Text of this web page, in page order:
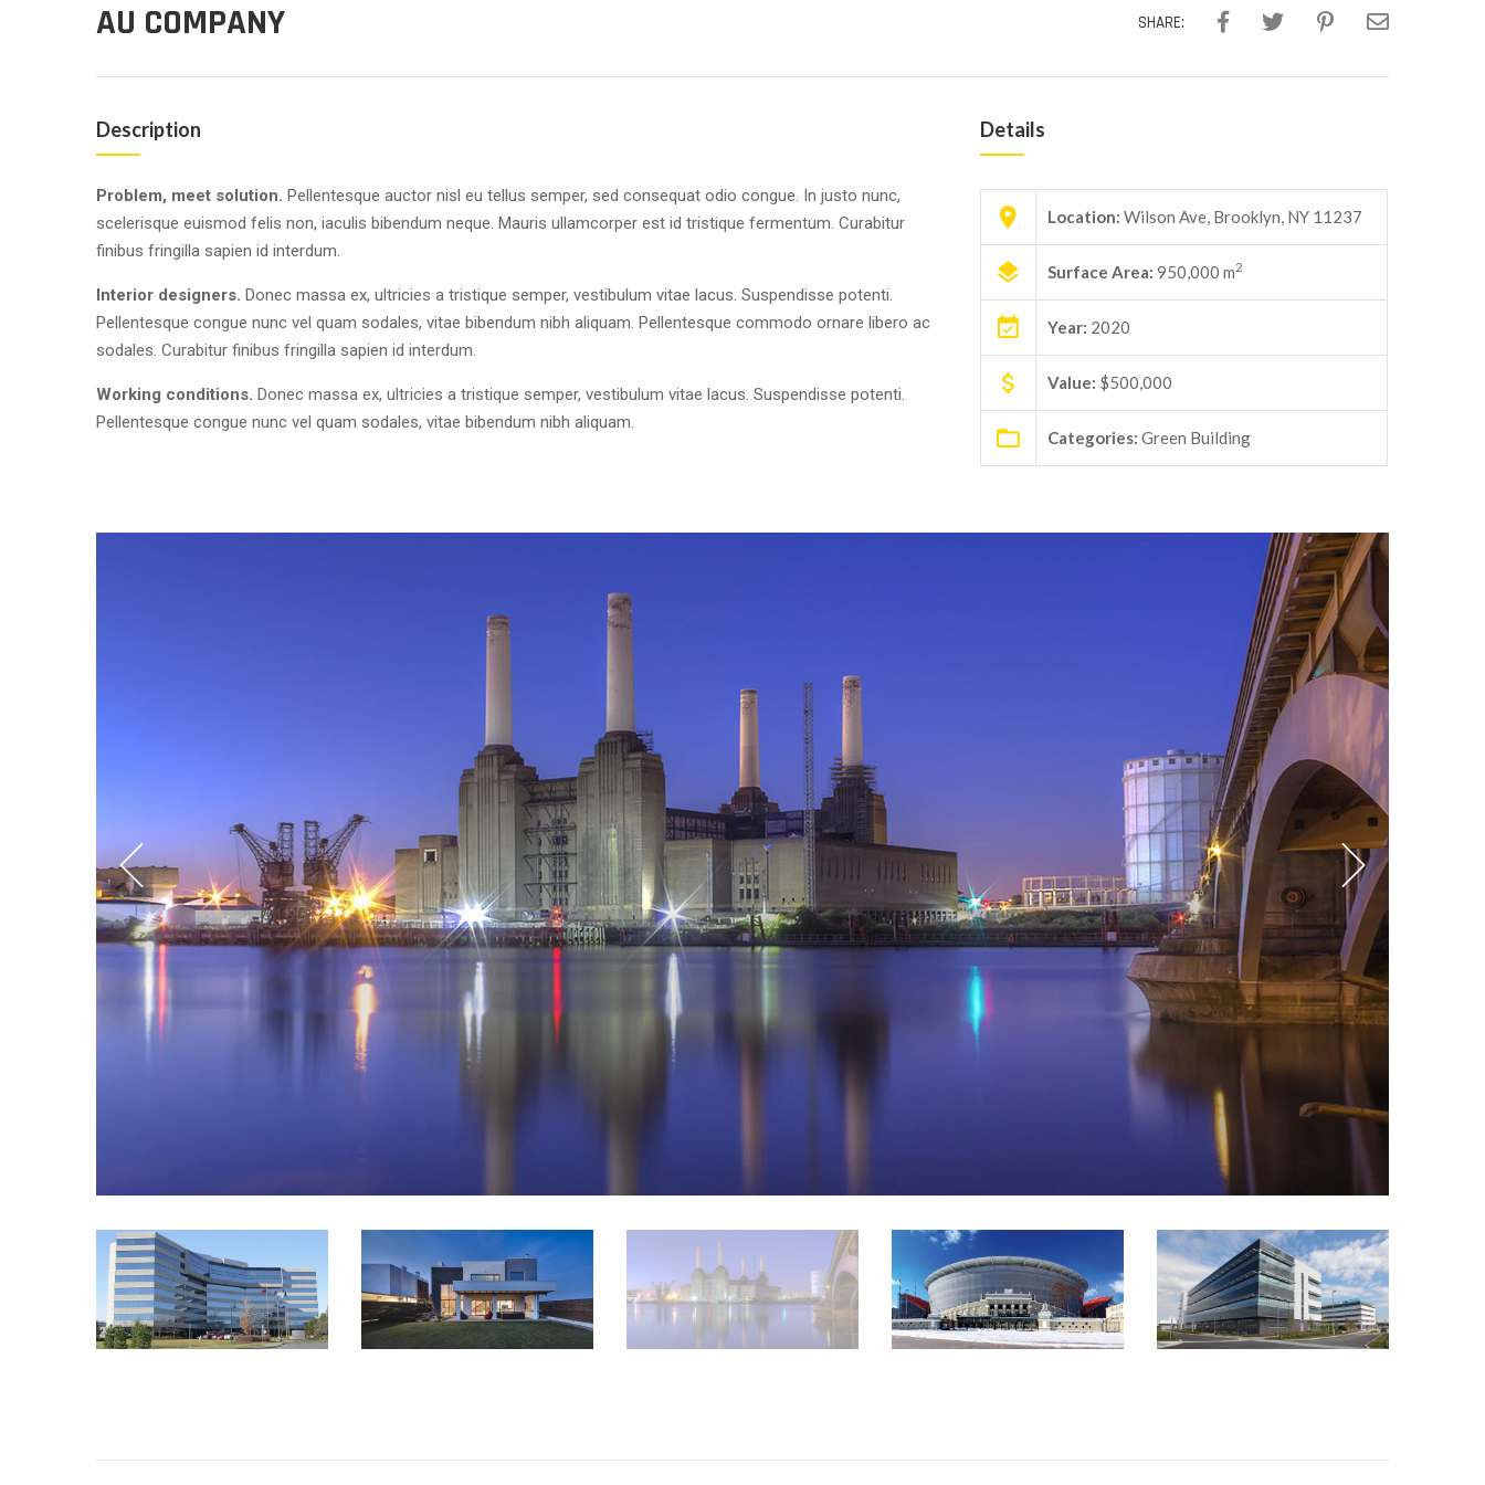
AU COMPANY SHARE:
Description
Problem, meet solution. Pellentesque auctor nisl eu tellus semper, sed consequat odio congue. In justo nunc,
scelerisque euismod felis non, iaculis bibendum neque. Mauris ullamcorper est id tristique fermentum. Curabitur
finibus fringilla sapien id interdum.
Interior designers. Donec massa ex, ultricies a tristique semper, vestibulum vitae lacus. Suspendisse potenti.
Pellentesque congue nunc vel quam sodales, vitae bibendum nibh aliquam. Pellentesque commodo ornare libero ac
sodales. Curabitur finibus fringilla sapien id interdum.
Working conditions. Donec massa ex, ultricies a tristique semper, vestibulum vitae lacus. Suspendisse potenti.
Pellentesque congue nunc vel quam sodales, vitae bibendum nibh aliquam.
Details
Location: Wilson Ave, Brooklyn, NY 11237
Surface Area: 950,000 m2
Year: 2020
Value: $500,000
Categories: Green Building